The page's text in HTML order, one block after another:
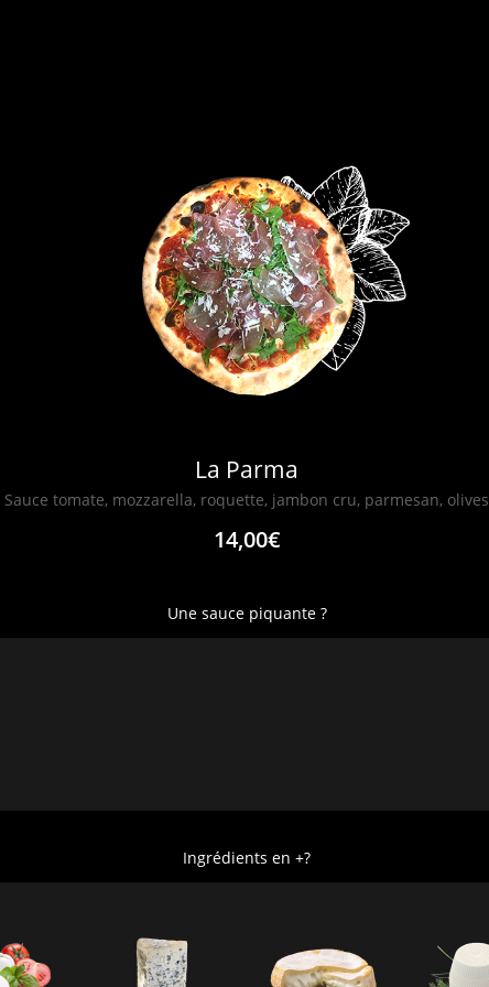
La Parma
Sauce tomate, mozzarella, roquette, jambon cru, parmesan, olives
14,00€
Une sauce piquante ?
Ingrédients en +?